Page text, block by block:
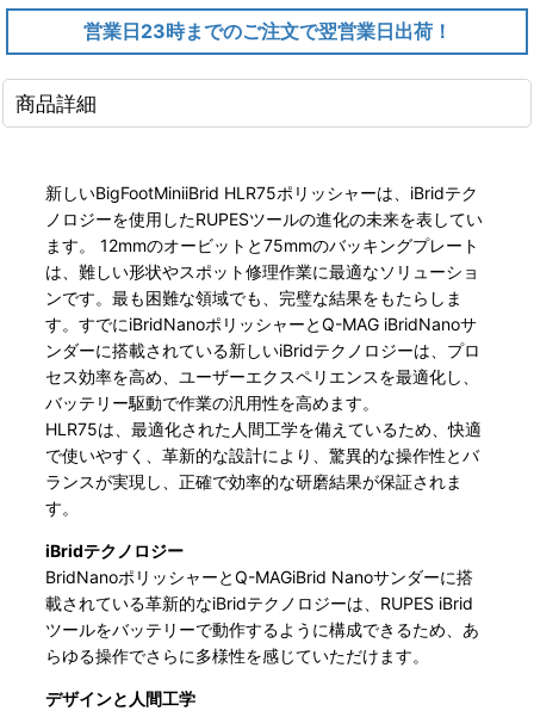
営業日23時までのご注文で翌営業日出荷！
商品詳細
新しいBigFootMiniiBrid HLR75ポリッシャーは、iBridテク
ノロジーを使用したRUPESツールの進化の未来を表してい
ます。 12mmのオービットと75mmのバッキングプレート
は、難しい形状やスポット修理作業に最適なソリューショ
ンです。最も困難な領域でも、完璧な結果をもたらしま
す。すでにiBridNanoポリッシャーとQ-MAG iBridNanoサ
ンダーに搭載されている新しいiBridテクノロジーは、プロ
セス効率を高め、ユーザーエクスペリエンスを最適化し、
バッテリー駆動で作業の汎用性を高めます。
HLR75は、最適化された人間工学を備えているため、快適
で使いやすく、革新的な設計により、驚異的な操作性とバ
ランスが実現し、正確で効率的な研磨結果が保証されま
す。
iBridテクノロジー
BridNanoポリッシャーとQ-MAGiBrid Nanoサンダーに搭
載されている革新的なiBridテクノロジーは、RUPES iBrid
ツールをバッテリーで動作するように構成できるため、あ
らゆる操作でさらに多様性を感じていただけます。
デザインと人間工学